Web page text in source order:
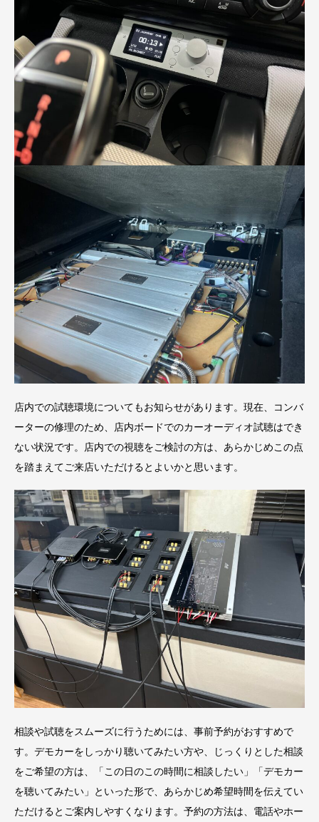
店内での試聴環境についてもお知らせがあります。現在、コンバ
ーターの修理のため、店内ボードでのカーオーディオ試聴はでき
ない状況です。店内での視聴をご検討の方は、あらかじめこの点
を踏まえてご来店いただけるとよいかと思います。
相談や試聴をスムーズに行うためには、事前予約がおすすめで
す。デモカーをしっかり聴いてみたい方や、じっくりとした相談
をご希望の方は、「この日のこの時間に相談したい」「デモカー
を聴いてみたい」といった形で、あらかじめ希望時間を伝えてい
ただけるとご案内しやすくなります。予約の方法は、電話やホー